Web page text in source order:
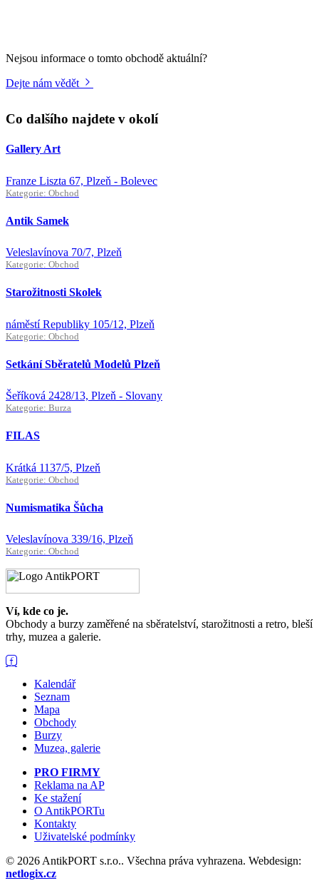
Nejsou informace o tomto obchodě aktuální?
Dejte nám vědět
Co dalšího najdete v okolí
Gallery Art
Franze Liszta 67, Plzeň - Bolevec
Kategorie: Obchod
Antik Samek
Veleslavínova 70/7, Plzeň
Kategorie: Obchod
Starožitnosti Skolek
náměstí Republiky 105/12, Plzeň
Kategorie: Obchod
Setkání Sběratelů Modelů Plzeň
Šeříková 2428/13, Plzeň - Slovany
Kategorie: Burza
FILAS
Krátká 1137/5, Plzeň
Kategorie: Obchod
Numismatika Šůcha
Veleslavínova 339/16, Plzeň
Kategorie: Obchod
Ví, kde co je.
Obchody a burzy zaměřené na sběratelství, starožitnosti a retro, bleší
trhy, muzea a galerie.
Kalendář
Seznam
Mapa
Obchody
Burzy
Muzea, galerie
PRO FIRMY
Reklama na AP
Ke stažení
O AntikPORTu
Kontakty
Uživatelské podmínky
© 2026 AntikPORT s.r.o.. Všechna práva vyhrazena. Webdesign:
netlogix.cz